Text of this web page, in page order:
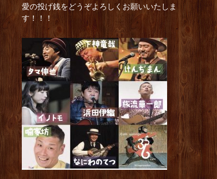
愛の投げ銭をどうぞよろしくお願いいたしま
す！！！